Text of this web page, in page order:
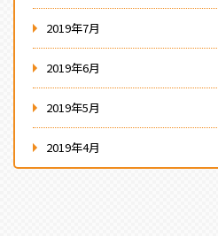
2019年7月
2019年6月
2019年5月
2019年4月